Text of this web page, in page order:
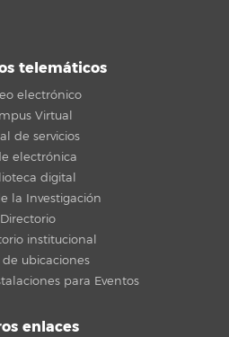
telemáticos
electrónico
Virtual
de servicios
electrónica
digital
la Investigación
Directorio
institucional
de ubicaciones
para Eventos
enlaces